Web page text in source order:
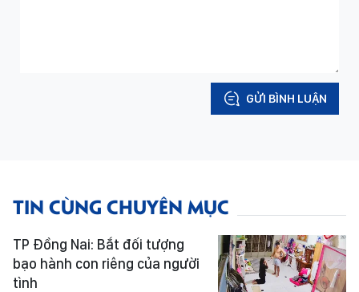
GỬI BÌNH LUẬN
TIN CÙNG CHUYÊN MỤC
TP Đồng Nai: Bắt đối tượng
bạo hành con riêng của người
tình